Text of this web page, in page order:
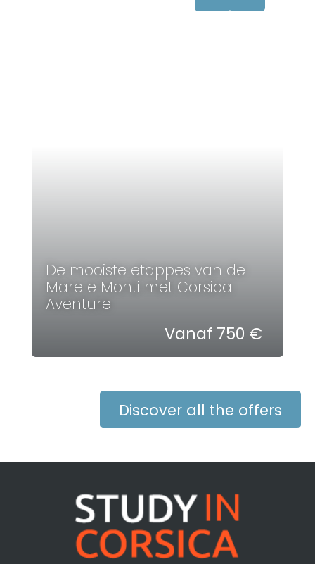
De mooiste etappes van de
Mare e Monti met Corsica
Aventure
Vanaf 750 €
Discover all the offers